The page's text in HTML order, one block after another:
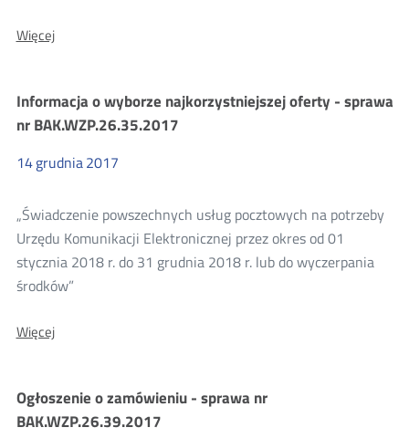
WięcejO:
najkorzystniejszej
oferty
-
BAK.WZP.26.38.2017
Informacja o wyborze najkorzystniejszej oferty - sprawa
nr BAK.WZP.26.35.2017
14grudnia2017
„Świadczenie powszechnych usług pocztowych na potrzeby
Urzędu Komunikacji Elektronicznej przez okres od 01
stycznia 2018 r. do 31 grudnia 2018 r. lub do wyczerpania
środków”
WięcejO:
najkorzystniejszej
oferty
-
Ogłoszenie o zamówieniu - sprawa nr
BAK.WZP.26.39.2017